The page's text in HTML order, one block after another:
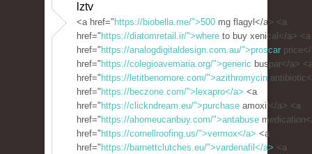
lztv
<a href=" https://biobella.me/">500 mg flagyl</a> <a
href=" https://diatomretail.ir/">where to buy xenical</a> <a
href=" https://analogdigitaldesign.com.au/">proscar
href=" https://colegioavemaria.org/">generic buspar</a>
href=" https://letitbenomore.com/">azithromycin
href=" https://beczone.com/">lexapro</a> <a
href=" https://clickndream.eu/">purchase amoxil</a> <a
href=" https://ahomeucanbuy.com/">antabuse
href=" https://cornellroofing.us/">vermox</a> <a
href=" https://barnettclutches.eu/">vardenafil</a> <a